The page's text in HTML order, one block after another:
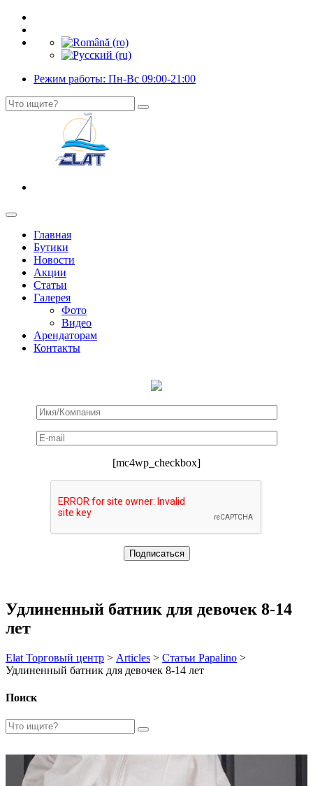
Режим работы: Пн-Вс 09:00-21:00
Главная
Бутики
Новости
Акции
Статьи
Галерея
Фото
Видео
Арендаторам
Контакты
[mc4wp_checkbox]
Удлиненный батник для девочек 8-14
лет
Elat Торговый центр > Articles > Статьи Papalino >
Удлиненный батник для девочек 8-14 лет
Поиск